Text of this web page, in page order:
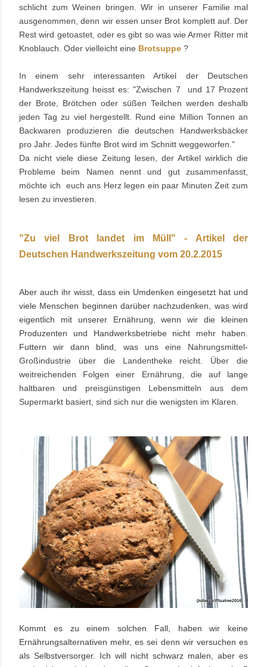
schlicht zum Weinen bringen. Wir in unserer Familie mal
ausgenommen, denn wir essen unser Brot komplett auf. Der
Rest wird getoastet, oder es gibt so was wie Armer Ritter mit
Knoblauch. Oder vielleicht eine Brotsuppe ?
In einem sehr interessanten Artikel der Deutschen
Handwerkszeitung heisst es: "Zwischen 7 und 17 Prozent
der Brote, Brötchen oder süßen Teilchen werden deshalb
jeden Tag zu viel hergestellt. Rund eine Million Tonnen an
Backwaren produzieren die deutschen Handwerksbäcker
pro Jahr. Jedes fünfte Brot wird im Schnitt weggeworfen."
Da nicht viele diese Zeitung lesen, der Artikel wirklich die
Probleme beim Namen nennt und gut zusammenfasst,
möchte ich euch ans Herz legen ein paar Minuten Zeit zum
lesen zu investieren.
"Zu viel Brot landet im Müll" - Artikel der
Deutschen Handwerkszeitung vom 20.2.2015
Aber auch ihr wisst, dass ein Umdenken eingesetzt hat und
viele Menschen beginnen darüber nachzudenken, was wird
eigentlich mit unserer Ernährung, wenn wir die kleinen
Produzenten und Handwerksbetriebe nicht mehr haben.
Futtern wir dann blind, was uns eine Nahrungsmittel-
Großindustrie über die Landentheke reicht. Über die
weitreichenden Folgen einer Ernährung, die auf lange
haltbaren und preisgünstigen Lebensmitteln aus dem
Supermarkt basiert, sind sich nur die wenigsten im Klaren.
Kommt es zu einem solchen Fall, haben wir keine
Ernährungsalternativen mehr, es sei denn wir versuchen es
als Selbstversorger. Ich will nicht schwarz malen, aber es